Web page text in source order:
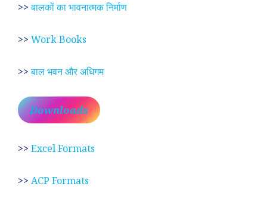
>>बालकों का भावनात्मक निर्माण
>> Work Books
>>बाल भवन और अधिगम
Downloads
>> Excel Formats
>> ACP Formats